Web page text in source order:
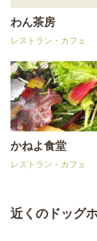
わん茶房
レストラン・カフェ
かねよ食堂
レストラン・カフェ
近くのドッグ